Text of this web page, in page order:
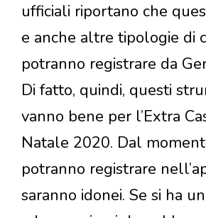
ufficiali riportano che
e anche altre tipologie di
potranno registrare da
Di fatto, quindi, questi
vanno bene per l’Extra
Natale 2020. Dal
potranno registrare
saranno idonei. Se si ha